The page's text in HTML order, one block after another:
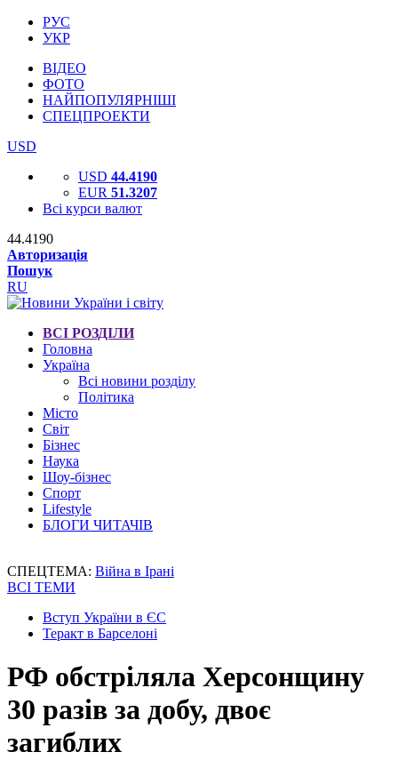
РУС
УКР
ВІДЕО
ФОТО
НАЙПОПУЛЯРНІШІ
СПЕЦПРОЕКТИ
USD
USD 44.4190
EUR 51.3207
Всі курси валют
44.4190
Авторизація
Пошук
RU
ВСІ РОЗДІЛИ
Головна
Україна
Всі новини розділу
Політика
Місто
Світ
Бізнес
Наука
Шоу-бізнес
Спорт
Lifestyle
БЛОГИ ЧИТАЧІВ
СПЕЦТЕМА: Війна в Ірані
ВСІ ТЕМИ
Вступ України в ЄС
Теракт в Барселоні
РФ обстріляла Херсонщину
30 разів за добу, двоє
загиблих